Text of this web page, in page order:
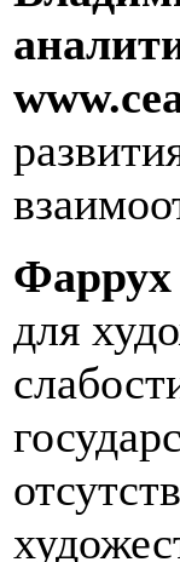
www.
Фаррух
для